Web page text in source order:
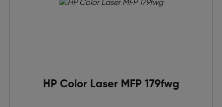
HP Color Laser MFP 179fwg